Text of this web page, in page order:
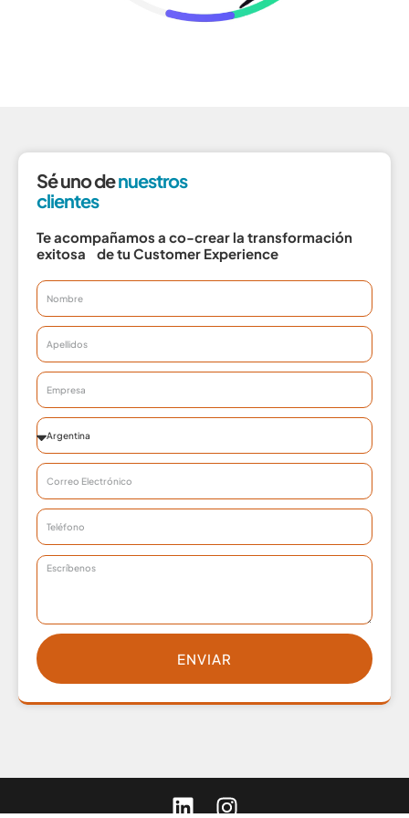
Sé uno denuestros
clientes
Te acompañamos a co-crear la transformación
exitosa de tu Customer Experience
ENVIAR